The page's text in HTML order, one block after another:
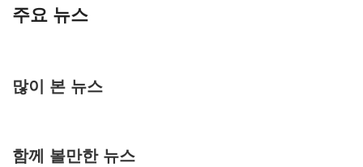
주요 뉴스
많이 본 뉴스
함께 볼만한 뉴스